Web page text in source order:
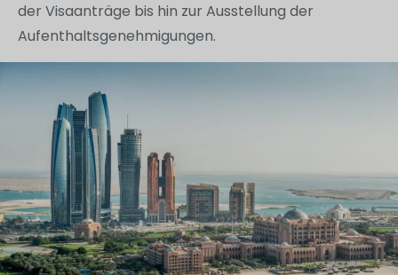
der Visaanträge bis hin zur Ausstellung der
Aufenthaltsgenehmigungen.